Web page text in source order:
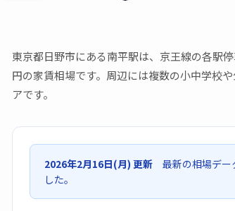
東京都日野市にある南平駅は、京王線の各駅
円の家賃相場です。周辺には複数の小中学校
アです。
2026年2月16日(月) 更新 最新の相場デー
した。